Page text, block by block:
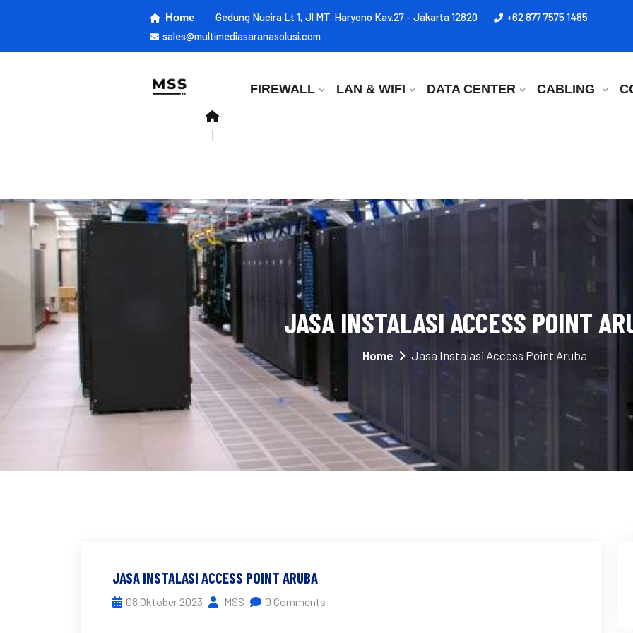
Home Gedung Nucira Lt 1, Jl MT. Haryono Kav.27 - Jakarta 12820
+62 877 7575 1485
sales@multimediasaranasolusi.com
FIREWALL LAN & WIFI DATA CENTER CABLING
JASA INSTALASI ACCESS POINT
Home Jasa Instalasi Access Point Aruba
JASA INSTALASI ACCESS POINT ARUBA
08 Oktober 2023 MSS 0 Comments